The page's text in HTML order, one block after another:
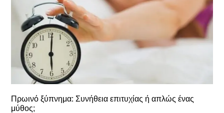
Πρωινό ξύπνημα: Συνήθεια επιτυχίας ή απλώς ένας
μύθος;